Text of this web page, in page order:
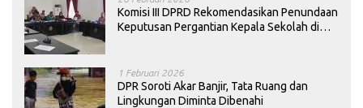
Komisi III DPRD Rekomendasikan Penundaan
Keputusan Pergantian Kepala Sekolah di
1 Februari 2026
DPR Soroti Akar Banjir, Tata Ruang dan
Lingkungan Diminta Dibenahi